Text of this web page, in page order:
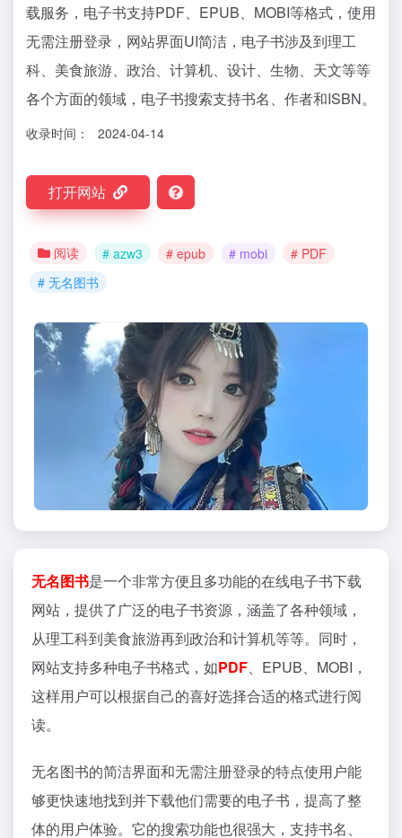
载服务，电子书支持PDF、EPUB、MOBI等格式，使用
无需注册登录，网站界面UI简洁，电子书涉及到理工
科、美食旅游、政治、计算机、设计、生物、天文等等
各个方面的领域，电子书搜索支持书名、作者和ISBN。
收录时间： 2024-04-14
打开网站
阅读 # azw3 # epub # mobi
# PDF
# 无名图书
无名图书是一个非常方便且多功能的在线电子书下载
网站，提供了广泛的电子书资源，涵盖了各种领域，
从理工科到美食旅游再到政治和计算机等等。同时，
网站支持多种电子书格式，如PDF、EPUB、MOBI，
这样用户可以根据自己的喜好选择合适的格式进行阅
读。
无名图书的简洁界面和无需注册登录的特点使用户能
够更快速地找到并下载他们需要的电子书，提高了整
体的用户体验。它的搜索功能也很强大，支持书名、